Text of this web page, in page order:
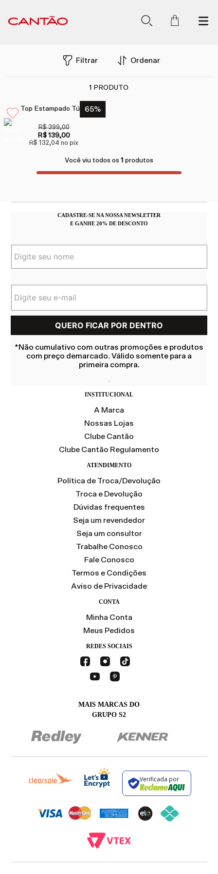
Filtrar Ordenar
1 PRODUTO
65%
Top Estampado Túria
R$ 399,00
R$ 139,00
R$ 132,04 no pix
Você viu todos os 1 produtos
CADASTRE-SE NA NOSSA NEWSLETTER
E GANHE 20% DE DESCONTO
*Não cumulativo com outras promoções e produtos
com preço demarcado. Válido somente para a
primeira compra.
INSTITUCIONAL
A Marca
Nossas Lojas
Clube Cantão
Clube Cantão Regulamento
ATENDIMENTO
Política de Troca/Devolução
Troca e Devolução
Dúvidas frequentes
Seja um revendedor
Seja um consultor
Trabalhe Conosco
Fale Conosco
Termos e Condições
Aviso de Privacidade
CONTA
Minha Conta
Meus Pedidos
REDES SOCIAIS
MAIS MARCAS DO
GRUPO S2
Verificada por